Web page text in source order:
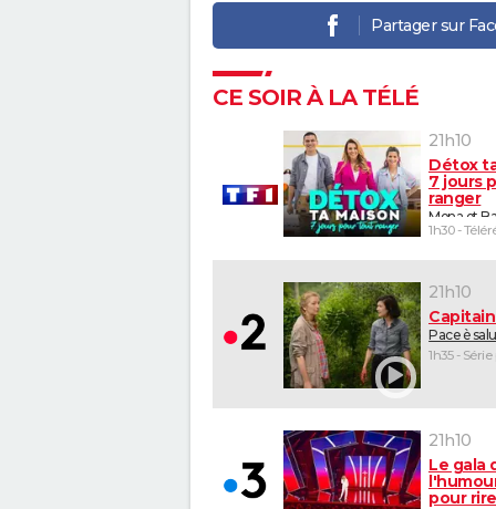
Partager sur
CE SOIR À LA TÉLÉ
21h10
Détox
7 jours
ranger
Mona et
1h30 -
21h10
Pace è
1h35 -
21h10
Le gala
pour rire